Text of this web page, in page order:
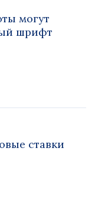
могут
шрифт
ставки